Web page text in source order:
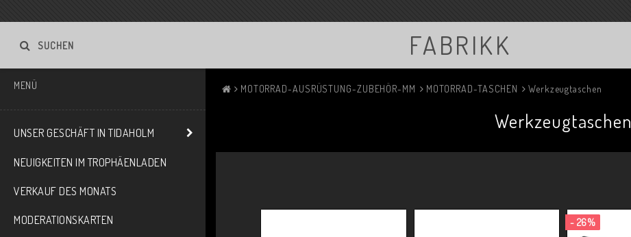
FABRIKK
SUCHEN
MENÜ
UNSER GESCHÄFT IN TIDAHOLM
NEUIGKEITEN IM TROPHÄENLADEN
VERKAUF DES MONATS
MODERATIONSKARTEN
MOTORRAD-AUSRÜSTUNG-ZUBEHÖR-MM MOTORRAD-TASCHEN Werkzeugtaschen
Werkzeugtaschen
- 26%